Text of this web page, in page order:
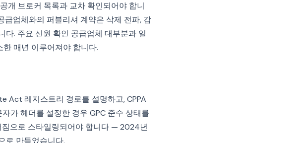
개 브로커 목록과 교차 확인되어야 합니
업체와의 퍼블리셔 계약은 삭제 전파, 감
다. 주요 신원 확인 공급업체 대부분과 일
매년 이루어져야 합니다.
Act 레지스트리 경로를 설명하고, CPPA
가 헤더를 설정한 경우 GPC 준수 상태를
으로 스타일링되어야 합니다 — 2024년
로 만들었습니다.